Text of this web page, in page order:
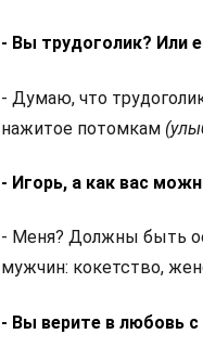
- Вы трудоголик? Или
- Думаю, что
нажитое потомкам
- Игорь, а как вас
- Меня? Должны быть
мужчин: кокетство,
- Вы верите в любовь с